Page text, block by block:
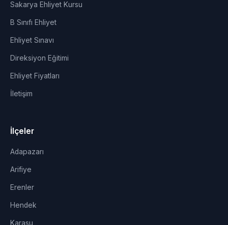
Sakarya Ehliyet Kursu
B Sınıfı Ehliyet
Ehliyet Sınavı
Direksiyon Eğitimi
Ehliyet Fiyatları
İletişim
İlçeler
Adapazarı
Arifiye
Erenler
Hendek
Karasu